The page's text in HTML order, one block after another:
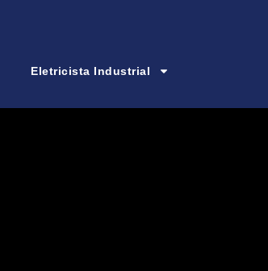
Eletricista Industrial